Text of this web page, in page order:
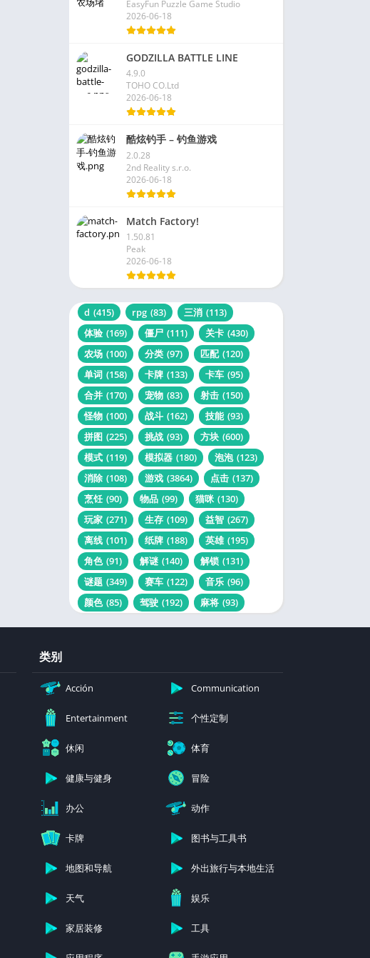
EasyFun Puzzle Game Studio
2026-06-18
GODZILLA BATTLE LINE
4.9.0
TOHO CO.Ltd
2026-06-18
酷炫钓手 – 钓鱼游戏
2.0.28
2nd Reality s.r.o.
2026-06-18
Match Factory!
1.50.81
Peak
2026-06-18
d (415) rpg (83) 三消 (113)
体验 (169) 僵尸 (111) 关卡 (430)
农场 (100) 分类 (97) 匹配 (120)
单词 (158) 卡牌 (133) 卡车 (95)
合并 (170) 宠物 (83) 射击 (150)
怪物 (100) 战斗 (162) 技能 (93)
拼图 (225) 挑战 (93) 方块 (600)
模式 (119) 模拟器 (180) 泡泡 (123)
消除 (108) 游戏 (3864) 点击 (137)
烹饪 (90) 物品 (99) 猫咪 (130)
玩家 (271) 生存 (109) 益智 (267)
离线 (101) 纸牌 (188) 英雄 (195)
角色 (91) 解谜 (140) 解锁 (131)
谜题 (349) 赛车 (122) 音乐 (96)
颜色 (85) 驾驶 (192) 麻将 (93)
类别
Acción Communication
Entertainment 个性定制
休闲 体育
健康与健身 冒险
办公 动作
卡牌 图书与工具书
地图和导航 外出旅行与本地生活
天气 娱乐
家居装修 工具